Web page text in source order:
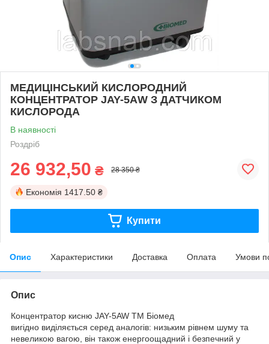
МЕДИЦІНСЬКИЙ КИСЛОРОДНИЙ
КОНЦЕНТРАТОР JAY-5АW З ДАТЧИКОМ
КИСЛОРОДА
В наявності
Роздріб
26 932,50 ₴ 28 350 ₴
Економія 1417.50 ₴
Купити
Опис Характеристики Доставка Оплата Умови
Опис
Концентратор кисню JAY-5AW ТМ Біомед
вигідно виділяється серед аналогів: низьким рівнем шуму та
невеликою вагою, він також енергоощадний і безпечний у